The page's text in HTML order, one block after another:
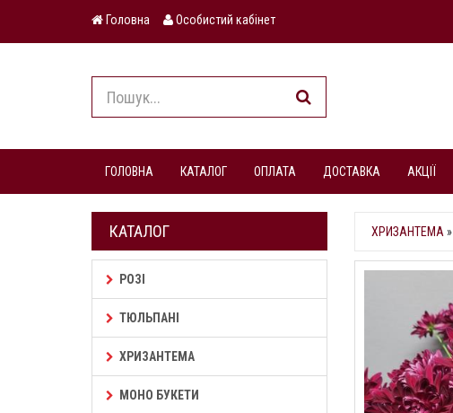
Головна Особистий кабінет
ГОЛОВНА КАТАЛОГ ОПЛАТА ДОСТАВКА АКЦІЇ
КАТАЛОГ
РОЗІ
ТЮЛЬПАНІ
ХРИЗАНТЕМА
МОНО БУКЕТИ
ХРИЗАНТЕМА»